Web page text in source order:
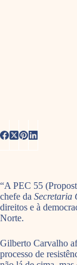
“A PEC 55
chefe da Secretaria
direitos e à
Norte.
Gilberto Carvalho
processo de